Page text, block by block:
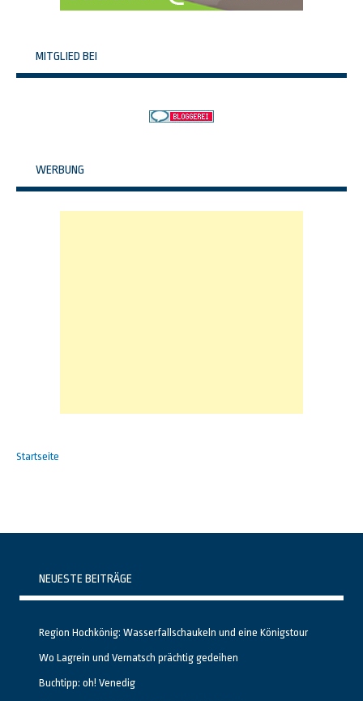
MITGLIED BEI
WERBUNG
Startseite
NEUESTE BEITRÄGE
Region Hochkönig: Wasserfallschaukeln und eine Königstour
Wo Lagrein und Vernatsch prächtig gedeihen
Buchtipp: oh! Venedig